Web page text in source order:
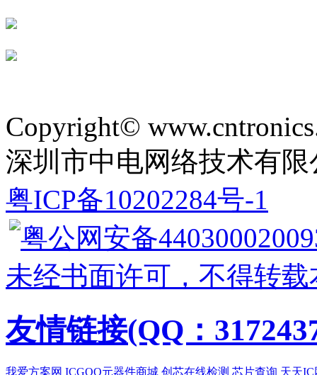
Copyright©
深圳市中电网络技术有
粤ICP备10202284号-1
粤公网安备
未经书面许可，不得转
友情链接(QQ：
我爱方案网 ICGOO元器件商城 创芯在线检测 芯片查询 天天IC